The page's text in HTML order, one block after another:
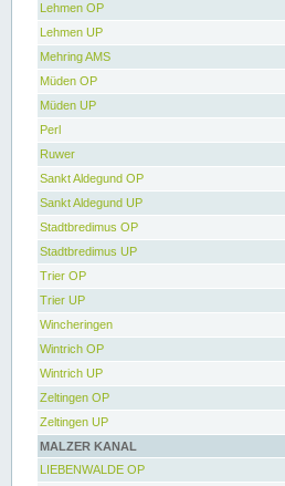
Lehmen OP
Lehmen UP
Mehring AMS
Müden OP
Müden UP
Perl
Ruwer
Sankt Aldegund OP
Sankt Aldegund UP
Stadtbredimus OP
Stadtbredimus UP
Trier OP
Trier UP
Wincheringen
Wintrich OP
Wintrich UP
Zeltingen OP
Zeltingen UP
MALZER KANAL
LIEBENWALDE OP